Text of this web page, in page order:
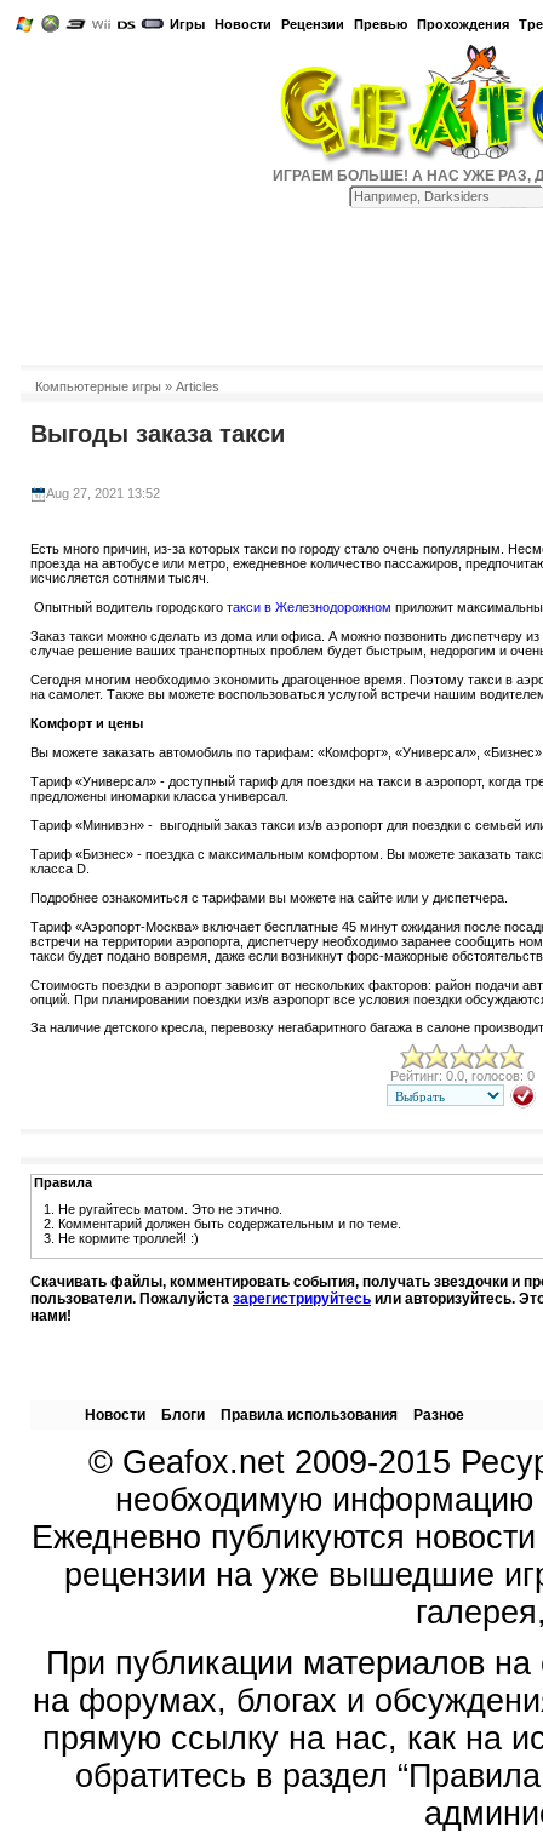
Игры Новости Рецензии Превью Прохождения
ИГРАЕМ БОЛЬШЕ! А НАС УЖЕ РАЗ,
Компьютерные игры » Articles
Выгоды заказа такси
Aug 27, 2021 13:52
Есть много причин, из-за которых такси по городу стало очень популярным.
проезда на автобусе или метро, ежедневное количество пассажиров,
исчисляется сотнями тысяч.
Опытный водитель городского такси в Железнодорожном приложит
Заказ такси можно сделать из дома или офиса. А можно позвонить диспетчеру
случае решение ваших транспортных проблем будет быстрым, недорогим и
Сегодня многим необходимо экономить драгоценное время. Поэтому такси в
на самолет. Также вы можете воспользоваться услугой встречи нашим
Комфорт и цены
Вы можете заказать автомобиль по тарифам: «Комфорт», «Универсал»,
Тариф «Универсал» - доступный тариф для поездки на такси в аэропорт, когда
предложены иномарки класса универсал.
Тариф «Минивэн» - выгодный заказ такси из/в аэропорт для поездки с семьей
Тариф «Бизнес» - поездка с максимальным комфортом. Вы можете заказать
класса D.
Подробнее ознакомиться с тарифами вы можете на сайте или у диспетчера.
Тариф «Аэропорт-Москва» включает бесплатные 45 минут ожидания после
встречи на территории аэропорта, диспетчеру необходимо заранее сообщить
такси будет подано вовремя, даже если возникнут форс-мажорные
Стоимость поездки в аэропорт зависит от нескольких факторов: район подачи
опций. При планировании поездки из/в аэропорт все условия поездки
За наличие детского кресла, перевозку негабаритного багажа в салоне
Рейтинг: 0.0, голосов: 0
Правила
1. Не ругайтесь матом. Это не этично.
2. Комментарий должен быть содержательным и по теме.
3. Не кормите троллей! :)
Скачивать файлы, комментировать события, получать звездочки и
пользователи. Пожалуйста зарегистрируйтесь или авторизуйтесь.
нами!
Новости Блоги Правила использования Разное
© Geafox.net 2009-2015
необходимую информацию
Ежедневно публикуются
рецензии на уже вышедшие
При публикации материалов
на форумах, блогах и
прямую ссылку на нас, как на
обратитесь в раздел